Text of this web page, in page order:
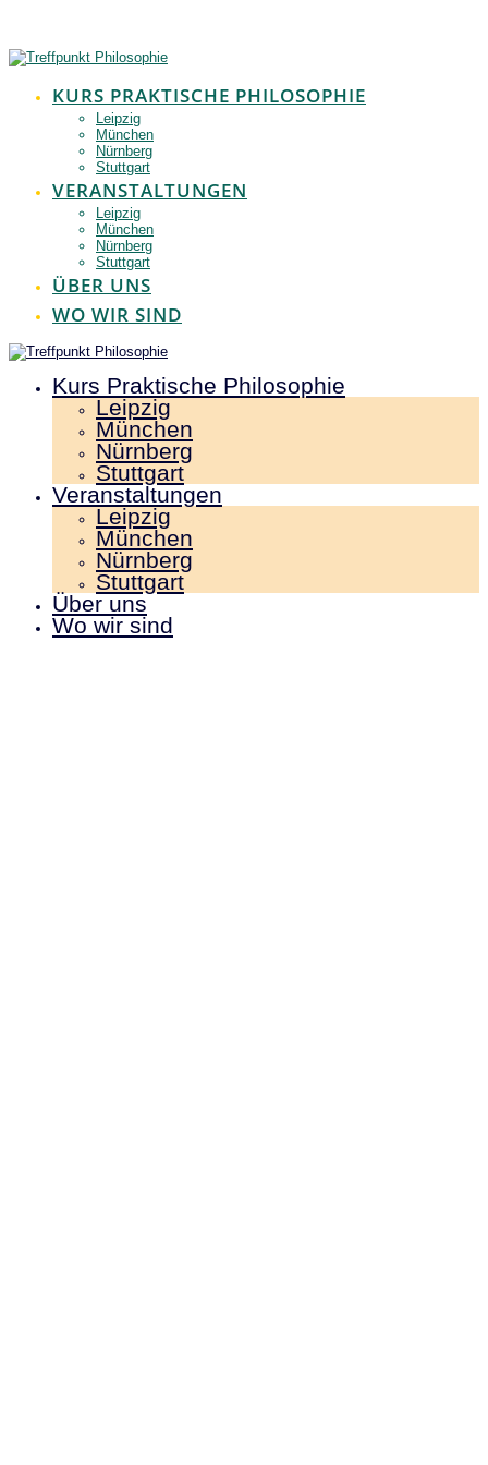
springen
KURS PRAKTISCHE PHILOSOPHIE
Leipzig
München
Nürnberg
Stuttgart
VERANSTALTUNGEN
Leipzig
München
Nürnberg
Stuttgart
ÜBER UNS
WO WIR SIND
Kurs Praktische Philosophie
Leipzig
München
Nürnberg
Stuttgart
Veranstaltungen
Leipzig
München
Nürnberg
Stuttgart
Über uns
Wo wir sind